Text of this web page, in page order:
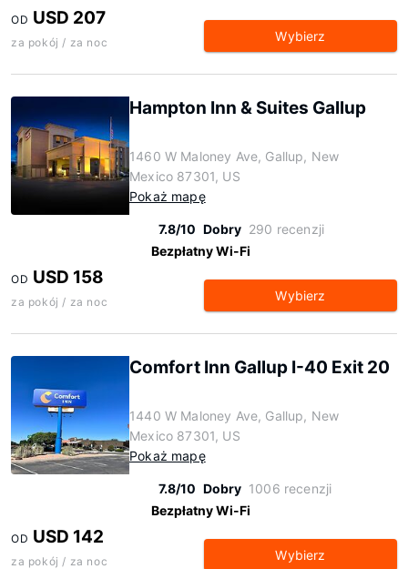
OD USD 207
za pokój / za noc Wybierz
Hampton Inn & Suites Gallup
1460 W Maloney Ave, Gallup, New
Mexico 87301, US
Pokaż mapę
7.8/10 Dobry 290 recenzji
Bezpłatny Wi-Fi
OD USD 158
za pokój / za noc Wybierz
Comfort Inn Gallup I-40 Exit 20
1440 W Maloney Ave, Gallup, New
Mexico 87301, US
Pokaż mapę
7.8/10 Dobry 1006 recenzji
Bezpłatny Wi-Fi
OD USD 142
za pokój / za noc Wybierz